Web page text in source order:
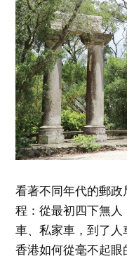
看著不同年代的郵
程：從最初四下無
車、私家車，到了
香港如何從毫不起